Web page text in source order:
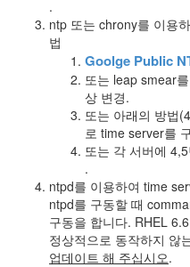
.
ntp 또는 chrony를 이용
법
Goolge Public
또는 leap smear
상 변경.
또는 아래의 방법
로 time server를
또는 각 서버에
.
ntpd를 이용하여 time
ntpd를 구동할 때
구동을 합니다. RHEL
정상적으로 동작하지 않
업데이트 해 주십시오.